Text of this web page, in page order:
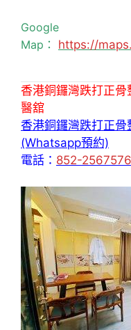
Google
Map： https://
香港銅鑼灣跌打正
醫舘
香港銅鑼灣跌打正
(Whatsapp預約)
電話： 852-